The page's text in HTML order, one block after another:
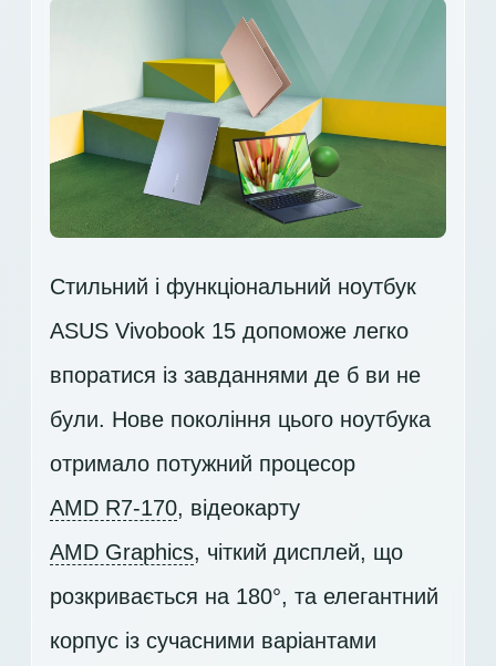
Стильний і функціональний ноутбук
ASUS Vivobook 15 допоможе легко
впоратися із завданнями де б ви не
були. Нове покоління цього ноутбука
отримало потужний процесор
AMD R7-170, відеокарту
AMD Graphics, чіткий дисплей, що
розкривається на 180°, та елегантний
корпус із сучасними варіантами